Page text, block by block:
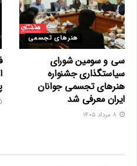
هنرهای تجسمی
سی و سومین شورای
سیاستگذاری جشنواره
هنرهای تجسمی جوانان
ایران معرفی شد